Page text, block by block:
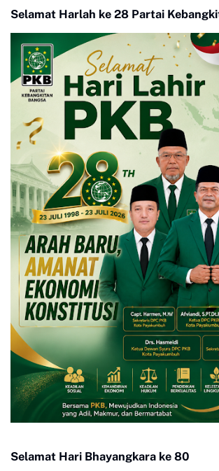
Selamat Harlah ke 28 Partai
Selamat Hari Bhayangkara ke 80